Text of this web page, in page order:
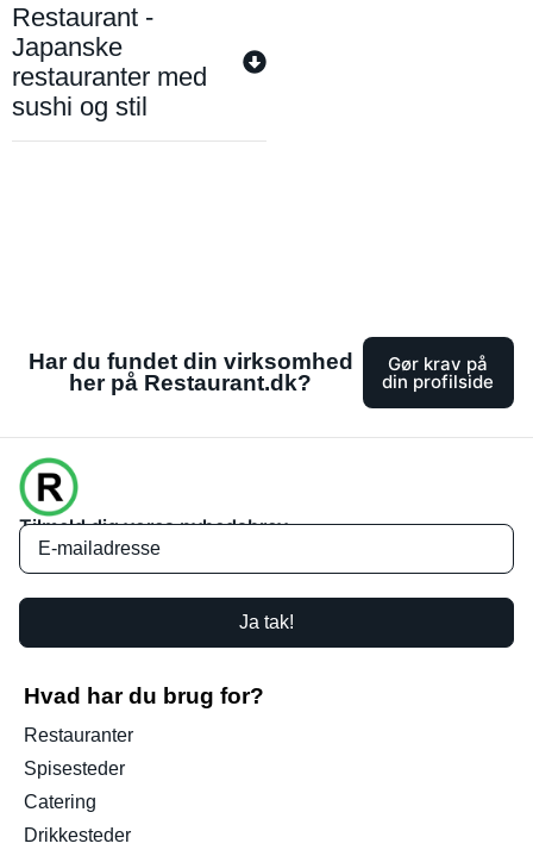
Restaurant -
Japanske
restauranter med
sushi og stil
Har du fundet din virksomhed
her på Restaurant.dk?
Gør krav på
din profilside
Tilmeld dig vores nyhedsbrev
Ja tak!
Hvad har du brug for?
Restauranter
Spisesteder
Catering
Drikkesteder